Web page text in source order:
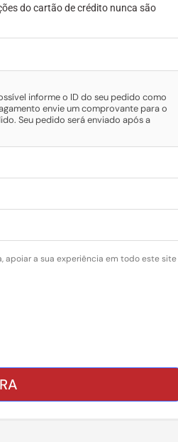
do cartão de crédito nunca são
informe o ID do seu pedido como
envie um comprovante para o
Seu pedido será enviado após a
apoiar a sua experiência em todo este site